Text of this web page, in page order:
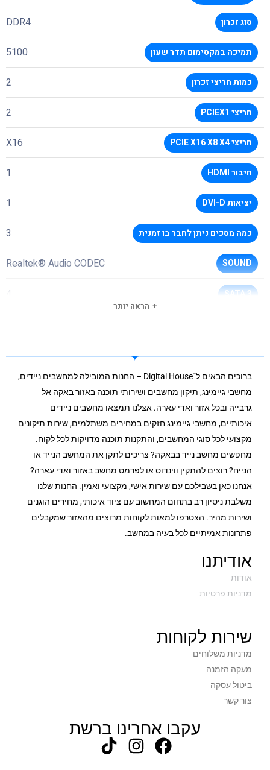
סוג זכרון DDR4
תמיכה במקסימום תדר שעון 5100
כמות חריצי זכרון 2
חריצי PCIEX1 2
חריצי PCIE X16 X8 X4 X16
חיבור HDMI 1
יציאות DVI-D 1
כמה מסכים ניתן לחבר בו זמנית 3
SOUND
Realtek® Audio CODEC
SATA 3
4
USB 3 HEADER
1
USB 3.2 GEN 1 TYPE-A
RAID
0/1/10
כרטיס רשת קווי Realtek GbE
עכבר/מקלדת
כמות חיבורי מאורר מארז
תמיכה במערכות הפעלה
ממשק כרטיס מסך
QFLASH
תקופת אחריות
הראה יותר
ברוכים הבאים ל־Digital House – החנות המובילה למחשבים ניידים,
מחשבי גיימינג, תיקון מחשבים ושירותי תוכנה באזור באקה אל
גרבייה ובכל אזור ואדי עארה. אצלנו תמצאו מחשבים ניידים
איכותיים, מחשבי גיימינג חזקים במחירים משתלמים, שירות תיקונים
מקצועי לכל סוגי המחשבים, והתקנות תוכנה מדויקות לכל לקוח.
מחפשים מחשב נייד בבאקה? צריכים לתקן את המחשב הנייד או
הנייח? רוצים להתקין ווינדוס או לפרמט מחשב באזור ואדי עארה?
אנחנו כאן בשבילכם עם שירות אישי, מקצועי ואמין. החנות שלנו
משלבת ניסיון רב בתחום המחשוב עם ציוד איכותי, מחירים הוגנים
ושירות מהיר. הצטרפו למאות לקוחות מרוצים מהאזור שמקבלים
פתרונות אמיתיים לכל בעיה במחשב.
אודיתנו
אודות
מדניות פרטיות
שירות לקוחות
מדניות משלוחים
מעקה הזמנה
ביטול עסקה
צור קשר
עקבו אחרינו ברשת